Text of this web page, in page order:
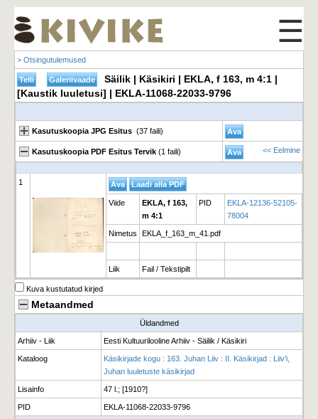
☰
> Otsingutulemused
Säilik | Käsikiri | EKLA, f 163, m 4:1 |
[Kaustik luuletusi] | EKLA-11068-22033-9796
Kasutuskoopia JPG Esitus (37 faili)
Kasutuskoopia PDF Esitus Tervik (1 faili) << Eelmine
1
Viide
EKLA, f 163,
m 4:1
PID
EKLA-12136-52105-
78004
Nimetus EKLA_f_163_m_41.pdf
Liik Fail / Tekstipilt
Kuva kustutatud kirjed
Metaandmed
Üldandmed
Arhiiv - Liik Eesti Kultuurilooline Arhiiv - Säilik / Käsikiri
Kataloog
Käsikirjade kogu : 163. Juhan Liiv : II. Käsikirjad : Liiv'i,
Juhan luuletuste käsikirjad
Lisainfo 47 l.; [1910?]
PID EKLA-11068-22033-9796